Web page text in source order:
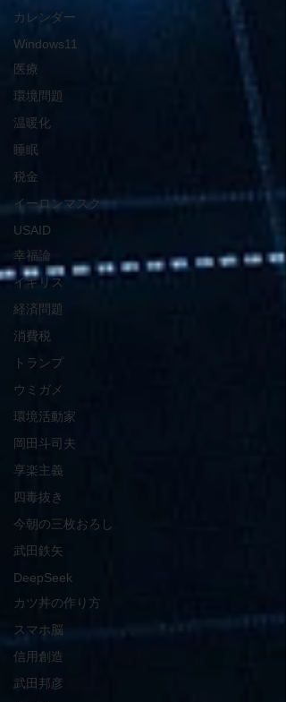
カレンダー
Windows11
医療
環境問題
温暖化
睡眠
税金
イーロンマスク
USAID
幸福論
イギリス
経済問題
消費税
トランプ
ウミガメ
環境活動家
岡田斗司夫
享楽主義
四毒抜き
今朝の三枚おろし
武田鉄矢
DeepSeek
カツ丼の作り方
スマホ脳
信用創造
武田邦彦